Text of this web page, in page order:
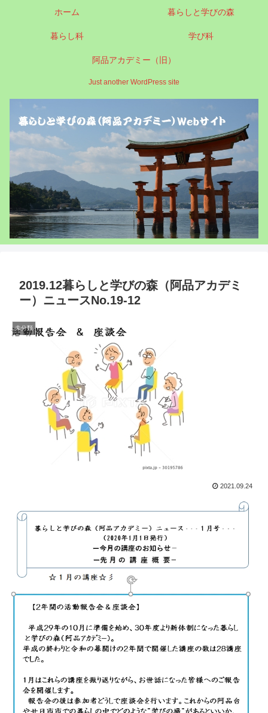
Just another WordPress site
ホーム 暮らしと学びの森
暮らし科 学び科
阿品アカデミー（旧）
2019.12暮らしと学びの森（阿品アカデミ
ー）ニュースNo.19-12
未分類
2021.09.24